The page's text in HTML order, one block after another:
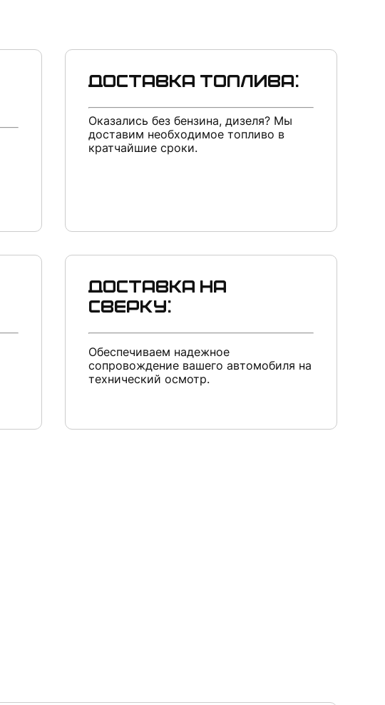
Доставка топлива:
Оказались без бензина, дизеля? Мы
доставим необходимое топливо в
кратчайшие сроки.
Доставка на
сверку:
Обеспечиваем надежное
сопровождение вашего автомобиля на
технический осмотр.